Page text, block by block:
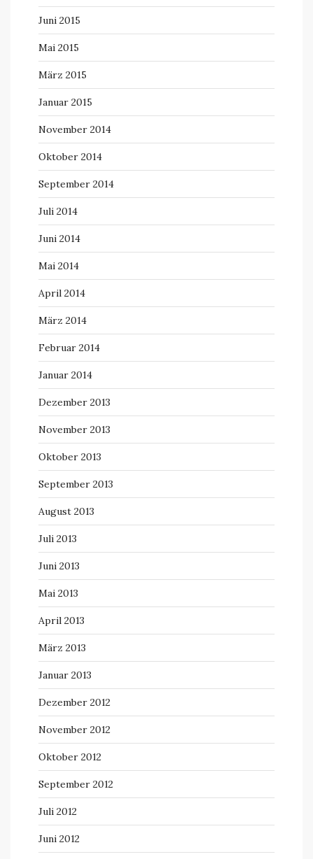
Juni 2015
Mai 2015
März 2015
Januar 2015
November 2014
Oktober 2014
September 2014
Juli 2014
Juni 2014
Mai 2014
April 2014
März 2014
Februar 2014
Januar 2014
Dezember 2013
November 2013
Oktober 2013
September 2013
August 2013
Juli 2013
Juni 2013
Mai 2013
April 2013
März 2013
Januar 2013
Dezember 2012
November 2012
Oktober 2012
September 2012
Juli 2012
Juni 2012